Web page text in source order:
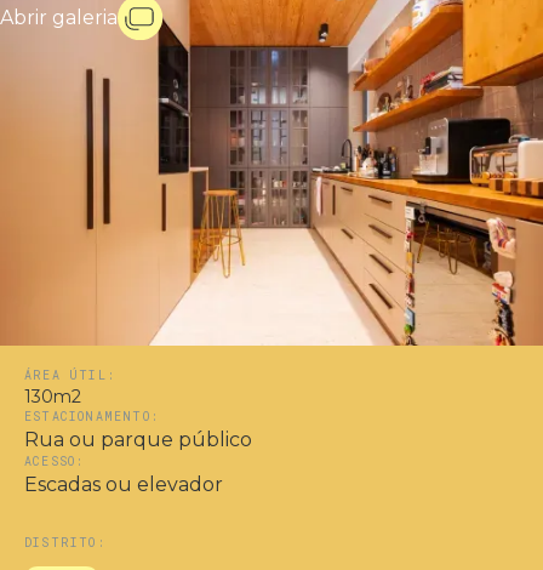
Abrir galeria
ÁREA ÚTIL:
130m2
ESTACIONAMENTO:
Rua ou parque público
ACESSO:
Escadas ou elevador
DISTRITO: